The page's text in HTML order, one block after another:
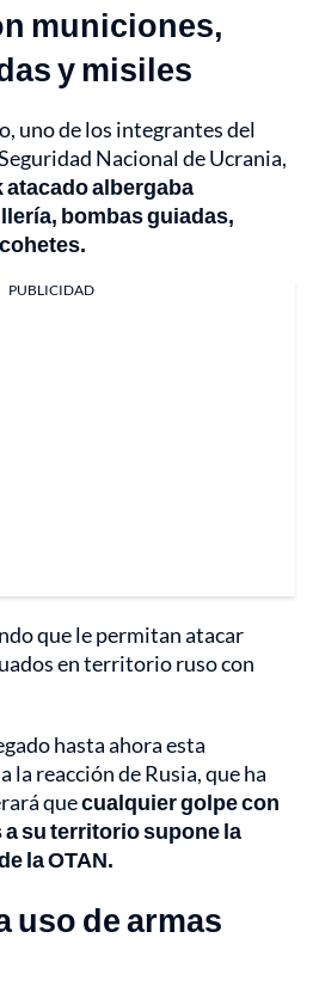
municiones,
y misiles
uno de los integrantes del
Nacional de Ucrania,
atacado albergaba
bombas guiadas,
PUBLICIDAD
que le permitan atacar
en territorio ruso con
hasta ahora esta
la reacción de Rusia, que ha
quecualquier golpe con
su territorio supone la
la OTAN.
uso de armas